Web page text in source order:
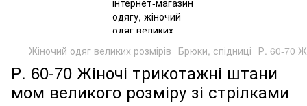
Жіночий одяг великих розмірів Брюки, спідниці Р. 60-70
Р. 60-70 Жіночі трикотажні штани
мом великого розміру зі стрілками